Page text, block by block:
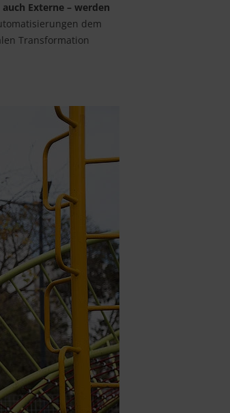
Externe – werden
dem
Transformation